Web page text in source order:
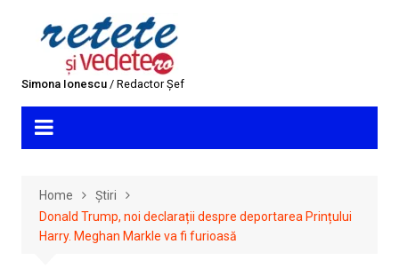
Simona Ionescu/ Redactor Șef
Home
Știri
Donald Trump, noi declarații despre deportarea Prințului
Harry. Meghan Markle va fi furioasă